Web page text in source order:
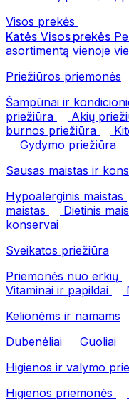
Visos prekės
Katės Visos prekės
asortimentą vienoje
Priežiūros priemonės
Šampūnai ir
priežiūra
Akių
burnos priežiūra
Gydymo priežiūra
Sausas maistas ir
Hypoalerginis maistas
maistas
Dietinis
konservai
Sveikatos priežiūra
Priemonės nuo erkių
Vitaminai ir papildai
Kelionėms ir namams
Dubenėliai
Guoliai
Higienos ir valymo
Higienos priemonės